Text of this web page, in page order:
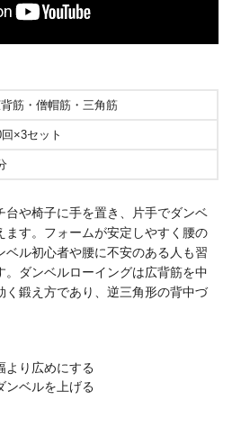
筋・僧帽筋・三角筋
回×3セット
台や椅子に手を置き、片手でダンベ
ます。フォームが安定しやすく腰の
ベル初心者や腰に不安のある人も習
ダンベルローイングは広背筋を中
く鍛え方であり、逆三角形の背中づ
り広めにする
ベルを上げる